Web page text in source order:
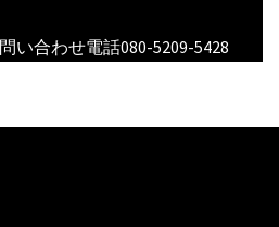
合わせ電話080-5209-5428